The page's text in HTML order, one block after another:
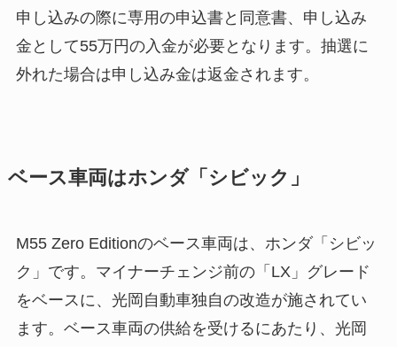
申し込みの際に専用の申込書と同意書、申し込み
金として55万円の入金が必要となります。抽選に
外れた場合は申し込み金は返金されます。
ベース車両はホンダ「シビック」
M55 Zero Editionのベース車両は、ホンダ「シビッ
ク」です。マイナーチェンジ前の「LX」グレード
をベースに、光岡自動車独自の改造が施されてい
ます。ベース車両の供給を受けるにあたり、光岡